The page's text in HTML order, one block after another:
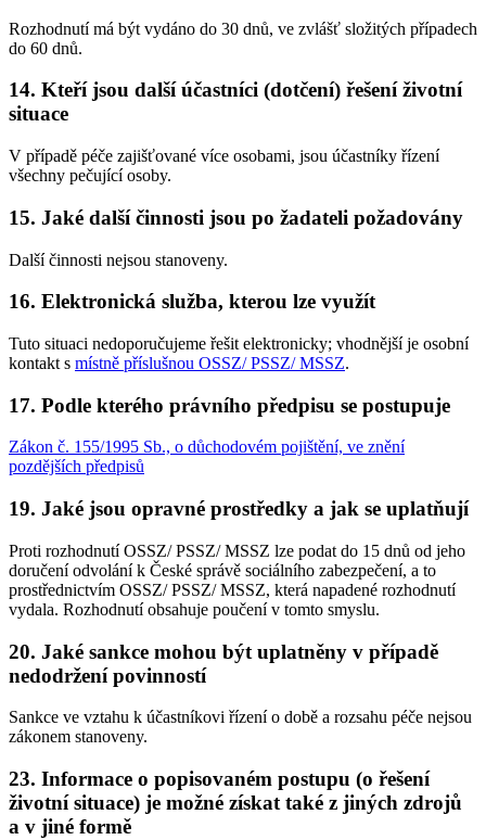
Rozhodnutí má být vydáno do 30 dnů, ve zvlášť složitých případech
do 60 dnů.
14. Kteří jsou další účastníci (dotčení) řešení životní
situace
V případě péče zajišťované více osobami, jsou účastníky řízení
všechny pečující osoby.
15. Jaké další činnosti jsou po žadateli požadovány
Další činnosti nejsou stanoveny.
16. Elektronická služba, kterou lze využít
Tuto situaci nedoporučujeme řešit elektronicky; vhodnější je osobní
kontakt s místně příslušnou OSSZ/ PSSZ/ MSSZ.
17. Podle kterého právního předpisu se postupuje
Zákon č. 155/1995 Sb., o důchodovém pojištění, ve znění
pozdějších předpisů
19. Jaké jsou opravné prostředky a jak se uplatňují
Proti rozhodnutí OSSZ/ PSSZ/ MSSZ lze podat do 15 dnů od jeho
doručení odvolání k České správě sociálního zabezpečení, a to
prostřednictvím OSSZ/ PSSZ/ MSSZ, která napadené rozhodnutí
vydala. Rozhodnutí obsahuje poučení v tomto smyslu.
20. Jaké sankce mohou být uplatněny v případě
nedodržení povinností
Sankce ve vztahu k účastníkovi řízení o době a rozsahu péče nejsou
zákonem stanoveny.
23. Informace o popisovaném postupu (o řešení
životní situace) je možné získat také z jiných zdrojů
a v jiné formě